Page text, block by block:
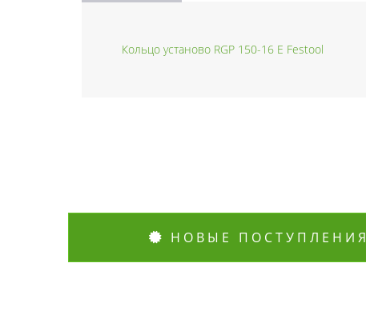
Кольцо установо RGP 150-16 E Festool
НОВЫЕ ПОСТУПЛЕНИЯ